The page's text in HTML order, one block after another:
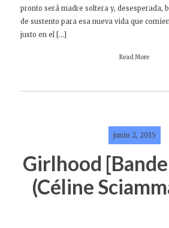
pronto será madre soltera y, desesperada,
de sustento para esa nueva vida que
justo en el […]
Read More
junio 2, 2015
Girlhood
(Céline